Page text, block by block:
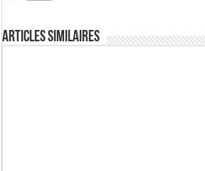
Articles similaires